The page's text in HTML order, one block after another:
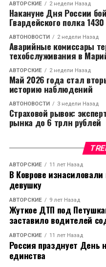
АВТОРСКИЕ 2 недели Назад
Накануне Дня России
Гвардейского полка
АВТОНОВОСТИ 2 недели Назад
Аварийные комиссары
техобслуживания в
АВТОРСКИЕ 2 недели Назад
Май 2026 года стал
историю наблюдений
АВТОНОВОСТИ 3 недели Назад
Страховой рывок:
рынка до 6 трлн рублей
АВТОРСКИЕ 11 лет Назад
В Коврове
девушку
АВТОРСКИЕ 9 лет Назад
Жуткое ДТП под
заставило водителей
АВТОРСКИЕ 11 лет Назад
Россия празднует День
единства